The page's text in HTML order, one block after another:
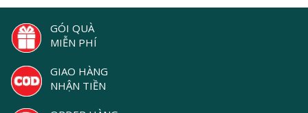
GÓI QUÀ
MIỄN PHÍ
GIAO HÀNG
NHẬN TIỀN